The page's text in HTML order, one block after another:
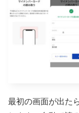
最初の画面が出た